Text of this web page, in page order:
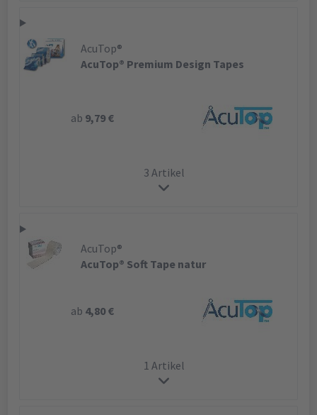
AcuTop®
AcuTop® Premium Design Tapes
ab 9,79 €
3 Artikel
AcuTop®
AcuTop® Soft Tape natur
ab 4,80 €
1 Artikel